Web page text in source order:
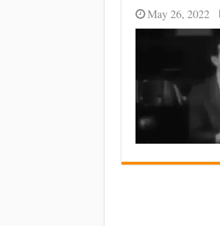
May 26, 2022